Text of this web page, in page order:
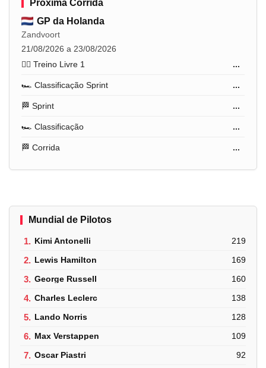
Próxima Corrida
GP da Holanda
Zandvoort
21/08/2026 a 23/08/2026
🏋️‍♂️ Treino Livre 1
...
🏎️ Classificação Sprint ...
🏁 Sprint ...
🏎️ Classificação ...
🏁 Corrida ...
Mundial de Pilotos
1. Kimi Antonelli 219
2. Lewis Hamilton 169
3. George Russell 160
4. Charles Leclerc 138
5. Lando Norris 128
6. Max Verstappen 109
7. Oscar Piastri 92